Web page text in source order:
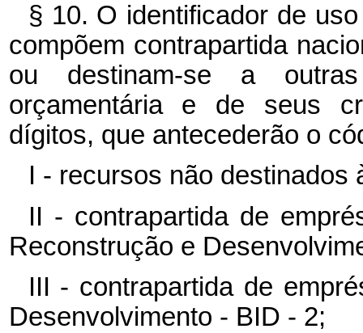
§ 10. O identificador de
compõem contrapartida
ou destinam-se a
orçamentária e de seus
dígitos, que antecederão o
I - recursos não destinados
II - contrapartida de
Reconstrução e
III - contrapartida de
Desenvolvimento - BID - 2;